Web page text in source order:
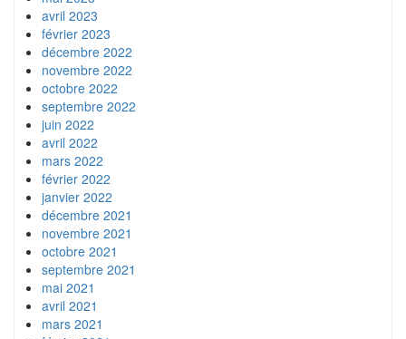
avril 2023
février 2023
décembre 2022
novembre 2022
octobre 2022
septembre 2022
juin 2022
avril 2022
mars 2022
février 2022
janvier 2022
décembre 2021
novembre 2021
octobre 2021
septembre 2021
mai 2021
avril 2021
mars 2021